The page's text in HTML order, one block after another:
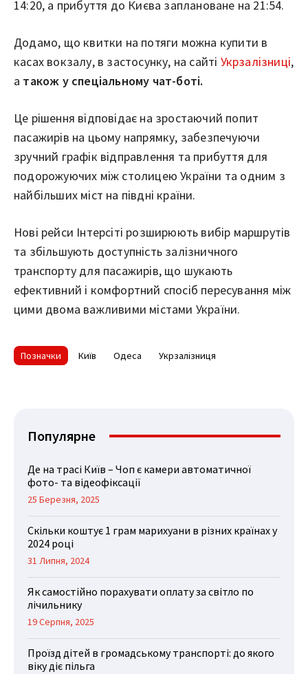
14:20, а прибуття до Києва заплановане на 21:54.
Додамо, що квитки на потяги можна купити в
касах вокзалу, в застосунку, на сайті Укрзалізниці,
а також у спеціальному чат-боті.
Це рішення відповідає на зростаючий попит
пасажирів на цьому напрямку, забезпечуючи
зручний графік відправлення та прибуття для
подорожуючих між столицею України та одним з
найбільших міст на півдні країни.
Нові рейси Інтерсіті розширюють вибір маршрутів
та збільшують доступність залізничного
транспорту для пасажирів, що шукають
ефективний і комфортний спосіб пересування між
цими двома важливими містами України.
Позначки Київ Одеса Укрзалізниця
Популярне
Де на трасі Київ – Чоп є камери автоматичної
фото- та відеофіксації
25 Березня, 2025
Скільки коштує 1 грам марихуани в різних країнах у
2024 році
31 Липня, 2024
Як самостійно порахувати оплату за світло по
лічильнику
19 Серпня, 2025
Проїзд дітей в громадському транспорті: до якого
віку діє пільга